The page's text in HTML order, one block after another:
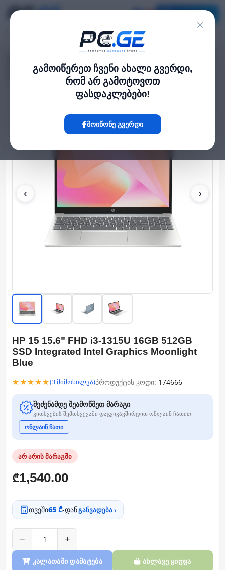
×
გამოიწერეთ ჩვენი ახალი გვერდი,
რომ არ გამოტოვოთ
ფასდაკლებები!
მოიწონე გვერდი
HP 15 15.6" FHD i3-1315U 16GB 512GB SSD Integrated Intel Graphics
Moonlight Blue
‹ ›
HP 15 15.6" FHD i3-1315U 16GB 512GB
SSD Integrated Intel Graphics Moonlight
Blue
★★★★★(3 მიმოხილვა)პროდუქტის კოდი: 174666
შეძენამდე შეამოწმეთ მარაგი
კითხვების შემთხვევაში დაგვიკავშირდით ონლაინ ჩათით
ონლაინ ჩათი
არ არის მარაგში
₾1,540.00
თვეში65 ₾-დანგანვადება ›
− +
კალათაში დამატება ახლავე ყიდვა